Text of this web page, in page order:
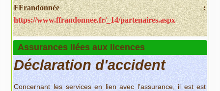
FFrandonnée :
https://www.ffrandonnee.fr/_14/partenaires.aspx
Assurances liées aux licences
Déclaration d'accident
Concernant les services en lien avec l’assurance, il est est